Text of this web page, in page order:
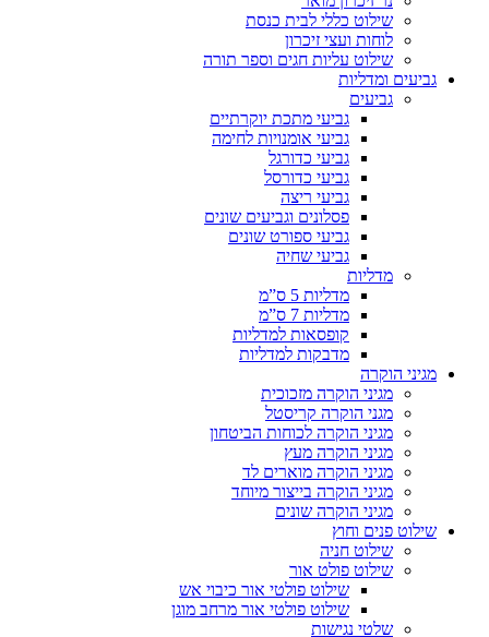
שילוט כללי לבית כנסת
לוחות ועצי זיכרון
שילוט עליות חגים וספר תורה
גביעים ומדליות
גביעים
גביעי מתכת יוקרתיים
גביעי אומנויות לחימה
גביעי כדורגל
גביעי כדורסל
גביעי ריצה
פסלונים וגביעים שונים
גביעי ספורט שונים
גביעי שחיה
מדליות
מדליות 5 ס”מ
מדליות 7 ס”מ
קופסאות למדליות
מדבקות למדליות
מגיני הוקרה
מגיני הוקרה מזכוכית
מגני הוקרה קריסטל
מגיני הוקרה לכוחות הביטחון
מגיני הוקרה מעץ
מגיני הוקרה מוארים לד
מגיני הוקרה בייצור מיוחד
מגיני הוקרה שונים
שילוט פנים וחוץ
שילוט חניה
שילוט פולט אור
שילוט פולטי אור כיבוי אש
שילוט פולטי אור מרחב מוגן
שלטי נגישות